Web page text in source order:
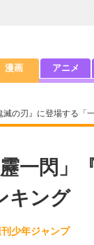
漫画 アニメ
の刃』に登場する「
一閃」
キング
少年ジャンプ